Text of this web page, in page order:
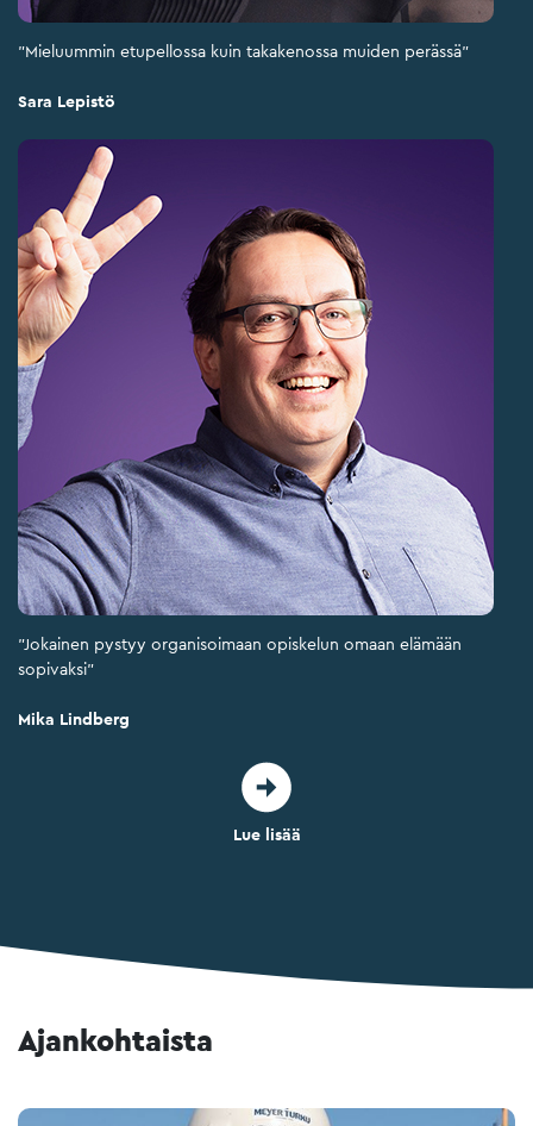
"Mieluummin etupellossa kuin takakenossa muiden perässä"
Sara Lepistö
"Jokainen pystyy organisoimaan opiskelun omaan elämään
sopivaksi"
Mika Lindberg
Lue lisää
Ajankohtaista